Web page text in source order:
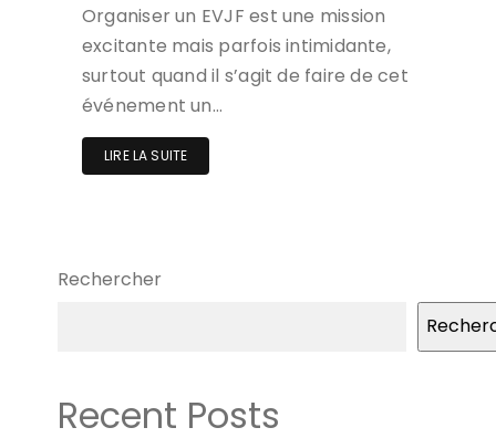
Organiser un EVJF est une mission
excitante mais parfois intimidante,
surtout quand il s’agit de faire de cet
événement un…
LIRE LA SUITE
Rechercher
Recent Posts